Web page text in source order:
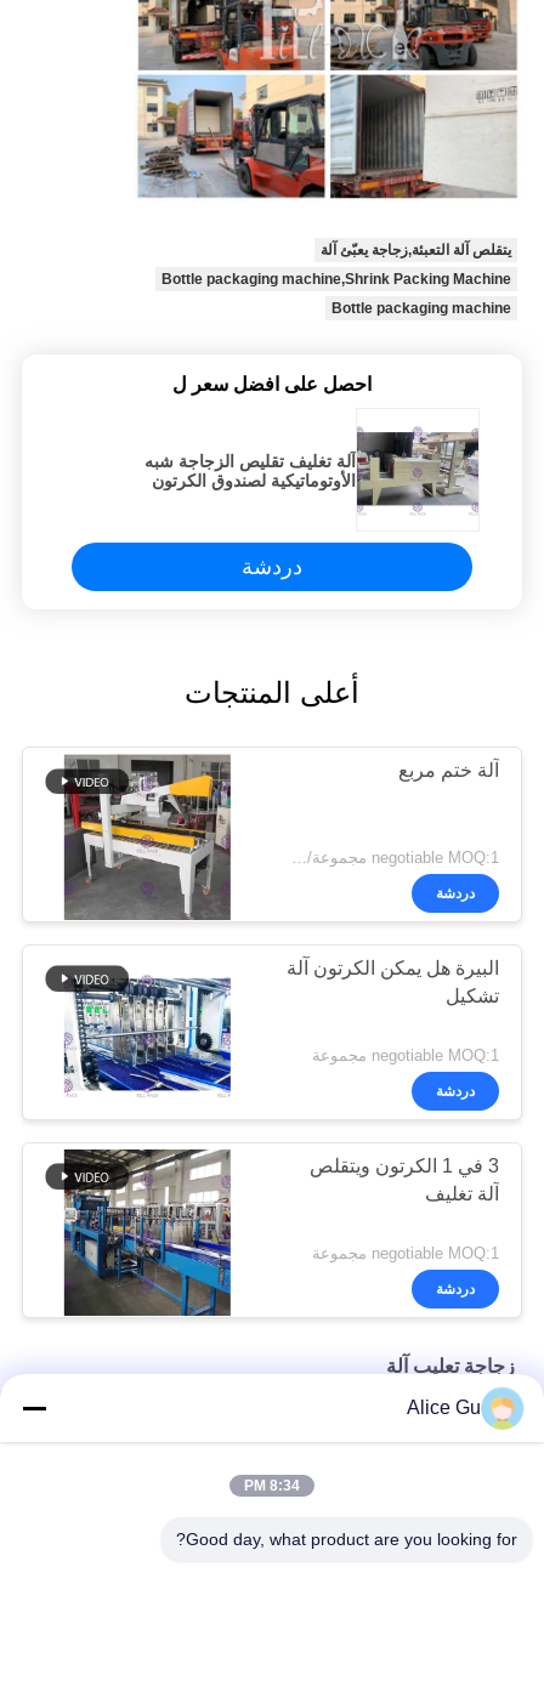
يتقلص آلة التعبئة,زجاجة يعبّئ آلة
Bottle packaging machine,Shrink Packing Machine
Bottle packaging machine
احصل على افضل سعر ل
آلة تغليف تقليص الزجاجة شبه
الأوتوماتيكية لصندوق الكرتون
دردشة
أعلى المنتجات
آلة ختم مربع
negotiable MOQ:1 مجموعة/pcs
دردشة
البيرة هل يمكن الكرتون آلة
تشكيل
negotiable MOQ:1 مجموعة
دردشة
3 في 1 الكرتون ويتقلص
آلة تغليف
negotiable MOQ:1 مجموعة
دردشة
زجاجة تعليب آلة
سيكتيوناليزد 500ml زجاجة آلة التعبئة معقم للمشروبات غير الغازية
Alice Gu
8:34 PM
Good day, what product are you looking for?